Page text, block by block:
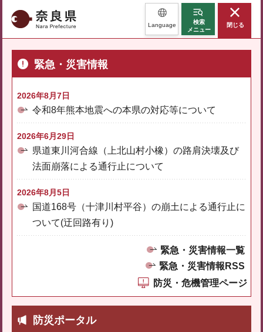
奈良県 Language
検索
メニュー
閉じる
緊急・災害情報
2026年8月7日
令和8年熊本地震への本県の対応等について
2026年6月29日
県道東川河合線（上北山村小橡）の路肩決壊及び
法面崩落による通行止について
2026年8月5日
国道168号（十津川村平谷）の崩土による通行止に
ついて(迂回路有り)
緊急・災害情報一覧
緊急・災害情報RSS
防災・危機管理ページ
防災ポータル